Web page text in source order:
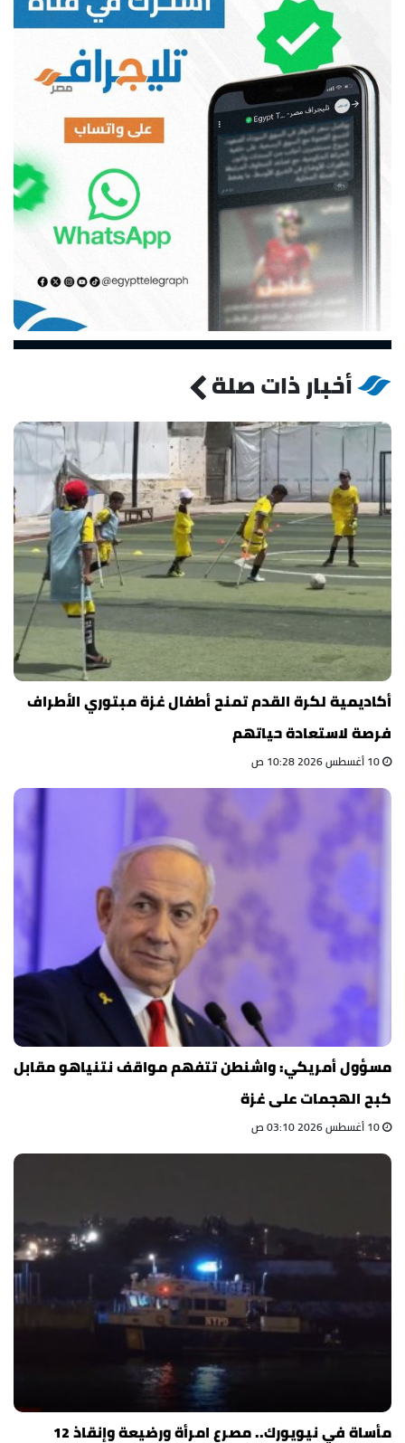
أخبار ذات صلة
أكاديمية لكرة القدم تمنح أطفال غزة مبتوري الأطراف
فرصة لاستعادة حياتهم
مسؤول أمريكي: واشنطن تتفهم مواقف نتنياهو مقابل
كبح الهجمات على غزة
مأساة في نيويورك.. مصرع امرأة ورضيعة وإنقاذ 12